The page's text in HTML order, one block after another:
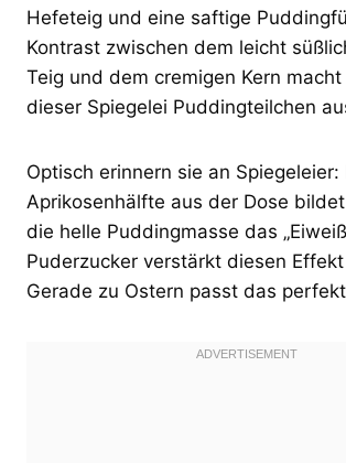
Hefeteig und eine saftige
Kontrast zwischen dem leicht
Teig und dem cremigen Kern
dieser Spiegelei Puddingteilchen
Optisch erinnern sie an Spiegeleier:
Aprikosenhälfte aus der Dose bildet
die helle Puddingmasse das
Puderzucker verstärkt diesen
Gerade zu Ostern passt das